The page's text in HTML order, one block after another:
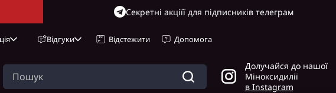
Cекретні акціїї для підписників телеграм
Відгуки Відстежити Допомога
Долучайся до нашої
Міноксидилії
в Instagram